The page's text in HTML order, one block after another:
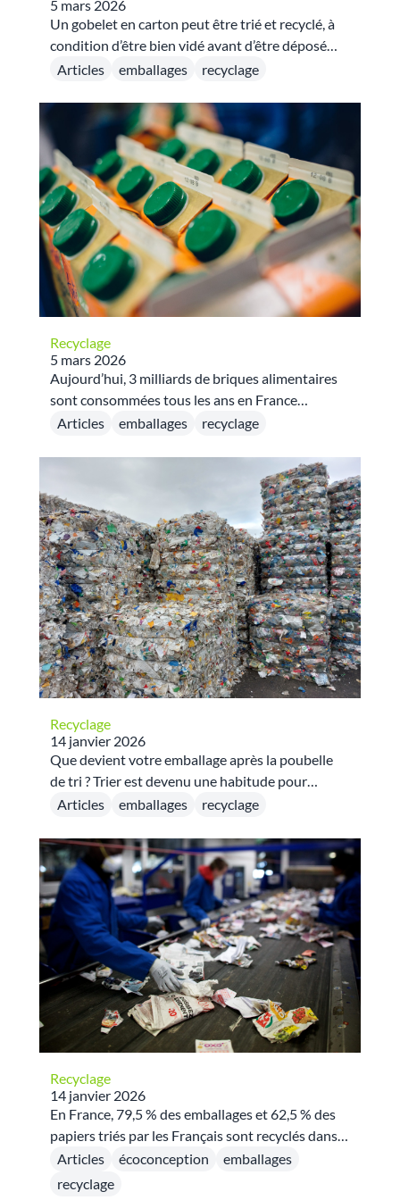
5 mars 2026
Un gobelet en carton peut être trié et recyclé, à
condition d’être bien vidé avant d’être déposé
dans le bac de tri dédié aux emballages en
Articles emballages recyclage
Recyclage
5 mars 2026
Aujourd’hui, 3 milliards de briques alimentaires
sont consommées tous les ans en France
notamment dans les secteurs du lait (49% de
(37%), soupes (90%), crèmes (74%) et boissons
Articles emballages recyclage
Recyclage
14 janvier 2026
Que devient votre emballage après la poubelle
de tri ? Trier est devenu une habitude pour
beaucoup de Français, mais que se passe-t-il
emballage, depuis votre poubelle de tri jusqu’à sa
transformation en nouvelle matière.
Articles emballages recyclage
Recyclage
14 janvier 2026
En France, 79,5 % des emballages et 62,5 % des
papiers triés par les Français sont recyclés dans
des usines françaises, révélant l’existence d’un
réseau industriel performant qui contribue
Articles écoconception
emballages
recyclage